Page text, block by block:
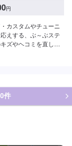
円
カスタムやチューニ
えする、ぶ～ぶステ
ズやヘコミを直しま
いただける的確なア
【1】オ
ご納得いただければ
期は通常2日～3日程
件